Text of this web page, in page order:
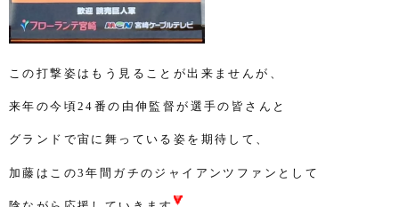
この打撃姿はもう見ることが出来ませんが、
来年の今頃24 番の由伸監督が選手の皆さんと
グランドで宙に 舞っている姿を期待して、
加藤はこの3年間ガチのジャイアンツファン として